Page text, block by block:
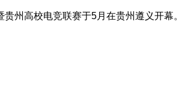
州高校电竞联赛于5月在贵州遵义开幕。